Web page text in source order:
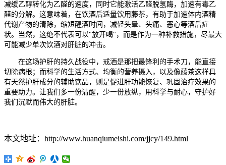
减缓乙醇转化为乙醛的速度，同时它能激活乙醛脱氢酶，加速有毒乙
醛的分解。这意味着，在饮酒后适量饮用藤茶，有助于加速体内酒精
代谢产物的清除，缩短醒酒时间，减轻头晕、头痛、恶心等酒后症
状。当然，这绝不代表可以"放开喝"，而是作为一种补救措施，尽最大
可能减少单次饮酒对肝脏的冲击。
在这场护肝的持久战役中，戒酒是那把最锋利的手术刀，能直接
切除病根；而科学的生活方式、均衡的营养摄入，以及像藤茶这样具
有天然护肝成分的辅助饮品，则是促进肝功能恢复、巩固治疗效果的
重要助力。让我们多一份清醒，少一份放纵，用科学与耐心，守护好
我们沉默而伟大的肝脏。
本文地址：http://www.huanqiumeishi.com/jjcy/149.html